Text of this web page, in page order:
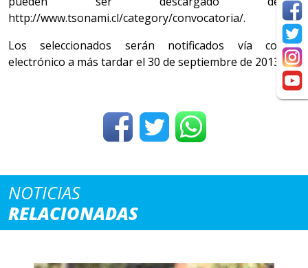
http://www.tsonami.cl/category/convocatoria/.
Los seleccionados serán notificados vía correo
electrónico a más tardar el 30 de septiembre de 2013.
NOTICIAS
RELACIONADAS